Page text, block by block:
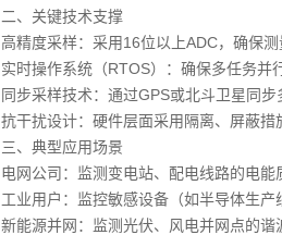
二、关键技术支撑
高精度采样：采用16位以上ADC，确保测
实时操作系统（RTOS）：确保多任务并
同步采样技术：通过GPS或北斗卫星同
抗干扰设计：硬件层面采用隔离、屏蔽措
三、典型应用场景
电网公司：监测变电站、配电线路的电能
工业用户：监控敏感设备（如半导体生产
新能源并网：监测光伏、风电并网点的谐